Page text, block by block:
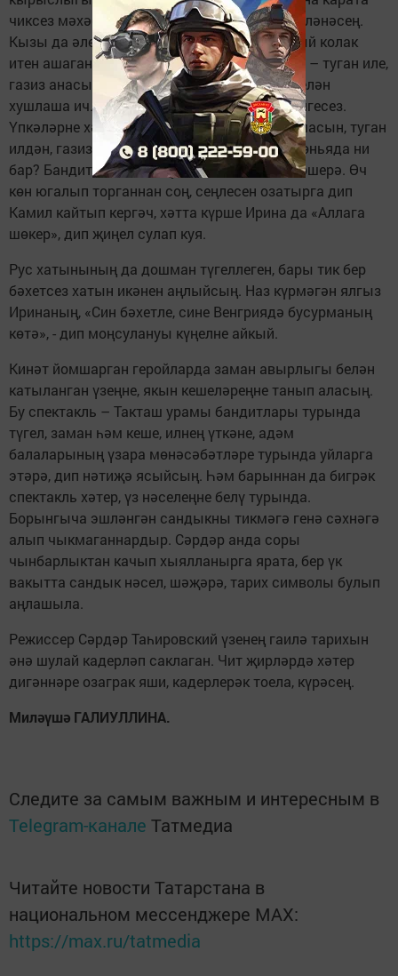
чиксез мәхәббәт яшеренгәнен күреп тәэсирләнәсең.
Кызы да әле болай, әле тегеләй бертуктамый колак
итен ашаган анасына үпкәләми инде. Берсе – туган иле,
газиз анасы, икенчесе – бердәнбер кызы белән
хушлаша ич. Озаккамы, бөтенләйгәме – билгесез.
Үпкәләрне хәтерләр чакмыни? Ни генә булмасын, туган
илдән, газиз анадан, баладан кадерлерәк дөньяда ни
бар? Бандит Камил дә туганлыкны исенә төшерә. Өч
көн югалып торганнан соң, сеңлесен озатыр­га дип
Камил кайтып кергәч, хәтта күрше Ирина да «Аллага
шөкер», дип җиңел сулап куя.
Рус хатынының да дошман түгеллеген, бары тик бер
бәхетсез хатын икәнен аңлыйсың. Наз күрмәгән ялгыз
Иринаның, «Син бәхетле, сине Венгриядә бусурманың
көтә», - дип моңсулануы күңелне айкый.
Кинәт йомшарган геройларда заман авырлыгы белән
катыланган үзеңне, якын кешеләреңне танып аласың.
Бу спектакль – Такташ урамы бандитлары турында
түгел, заман һәм кеше, илнең үткәне, адәм
балаларының үзара мөнәсәбәтләре турында уйларга
этәрә, дип нәтиҗә ясыйсың. Һәм барыннан да бигрәк
спектакль хәтер, үз нәселеңне белү турында.
Борынгыча эшләнгән сандыкны тикмәгә генә сәхнәгә
алып чыкмаганнардыр. Сәрдәр анда соры
чынбарлыктан качып хыялланырга ярата, бер үк
вакытта сандык нәсел, шәҗәрә, тарих символы булып
аңлашыла.
Режиссер Сәрдәр Таһировский үзенең гаилә тарихын
әнә шулай кадерләп саклаган. Чит җирләрдә хәтер
дигәннәре озаграк яши, кадерлерәк тоела, күрәсең.
Миләүшә ГАЛИУЛЛИНА.
Следите за самым важным и интересным в
Telegram-канале Татмедиа
Читайте новости Татарстана в
национальном мессенджере MАХ:
https://max.ru/tatmedia